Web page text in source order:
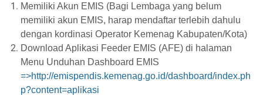
Memiliki Akun EMIS (Bagi Lembaga yang belum
memiliki akun EMIS, harap mendaftar terlebih dahulu
dengan kordinasi Operator Kemenag Kabupaten/Kota)
Download Aplikasi Feeder EMIS (AFE) di halaman
Menu Unduhan Dashboard EMIS
=>http://emispendis.kemenag.go.id/dashboard/index.ph
p?content=aplikasi